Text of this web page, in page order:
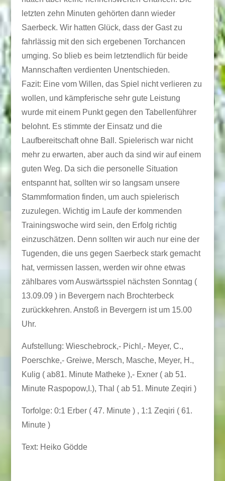
letzten zehn Minuten gehörten dann wieder
Saerbeck. Wir hatten Glück, dass der Gast zu
fahrlässig mit den sich ergebenen Torchancen
umging. So blieb es beim letztendlich für beide
Mannschaften verdienten Unentschieden.
Fazit: Eine vom Willen, das Spiel nicht verlieren zu
wollen, und kämpferische sehr gute Leistung
wurde mit einem Punkt gegen den Tabellenführer
belohnt. Es stimmte der Einsatz und die
Laufbereitschaft ohne Ball. Spielerisch war nicht
mehr zu erwarten, aber auch da sind wir auf einem
guten Weg. Da sich die personelle Situation
entspannt hat, sollten wir so langsam unsere
Stammformation finden, um auch spielerisch
zuzulegen. Wichtig im Laufe der kommenden
Trainingswoche wird sein, den Erfolg richtig
einzuschätzen. Denn sollten wir auch nur eine der
Tugenden, die uns gegen Saerbeck stark gemacht
hat, vermissen lassen, werden wir ohne etwas
zählbares vom Auswärtsspiel nächsten Sonntag (
13.09.09 ) in Bevergern nach Brochterbeck
zurückkehren. Anstoß in Bevergern ist um 15.00
Uhr.
Aufstellung: Wieschebrock,- Pichl,- Meyer, C.,
Poerschke,- Greiwe, Mersch, Masche, Meyer, H.,
Kulig ( ab81. Minute Matheke ),- Exner ( ab 51.
Minute Raspopow,I.), Thal ( ab 51. Minute Zeqiri )
Torfolge: 0:1 Erber ( 47. Minute ) , 1:1 Zeqiri ( 61.
Minute )
Text: Heiko Gödde